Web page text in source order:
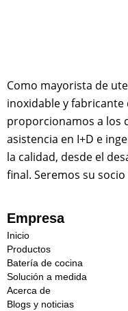
Como mayorista de
inoxidable y fabricante
proporcionamos a los
asistencia en I+D e
la calidad, desde el
final. Seremos su
Empresa
Inicio
Productos
Batería de cocina
Solución a medida
Acerca de
Blogs y noticias